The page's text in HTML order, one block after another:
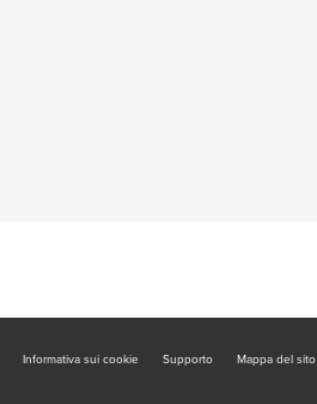
Informativa sui cookie Supporto Mappa del sito